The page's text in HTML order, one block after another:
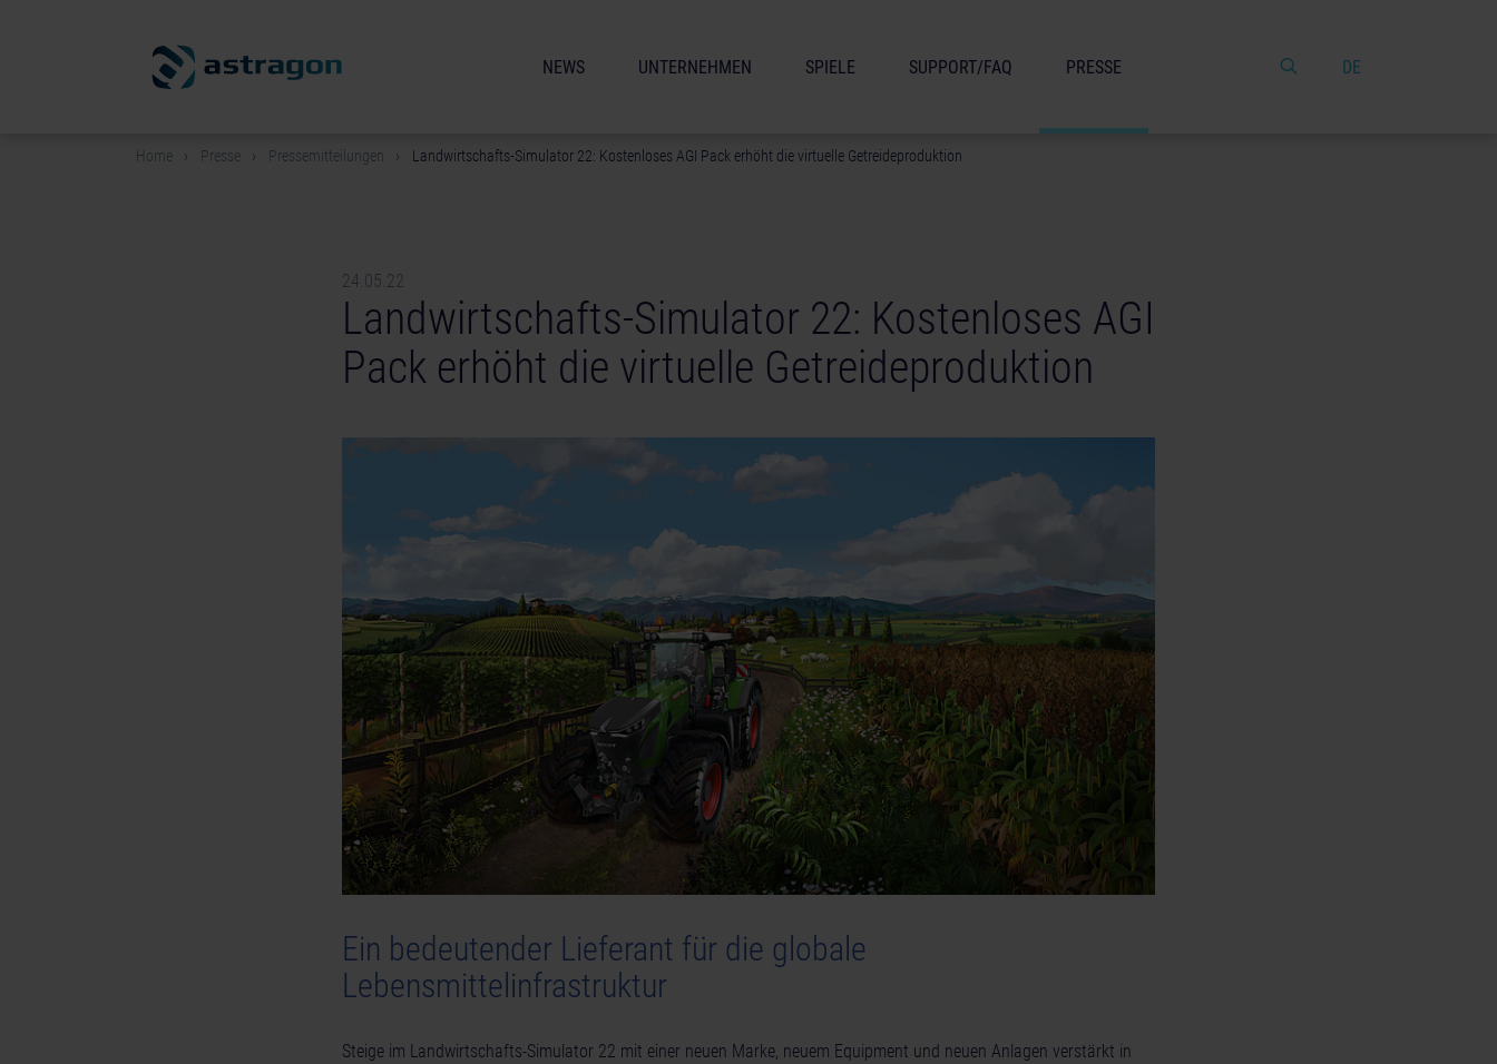
DE
NEWS UNTERNEHMEN SPIELE SUPPORT/FAQ PRESSE
Home Presse Pressemitteilungen Landwirtschafts-Simulator 22: Kostenloses AGI Pack erhöht die virtuelle Getreideproduktion
24.05.22
Landwirtschafts-Simulator 22: Kostenloses AGI
Pack erhöht die virtuelle Getreideproduktion
Ein bedeutender Lieferant für die globale
Lebensmittelinfrastruktur
Steige im Landwirtschafts-Simulator 22 mit einer neuen Marke, neuem Equipment und neuen Anlagen verstärkt in